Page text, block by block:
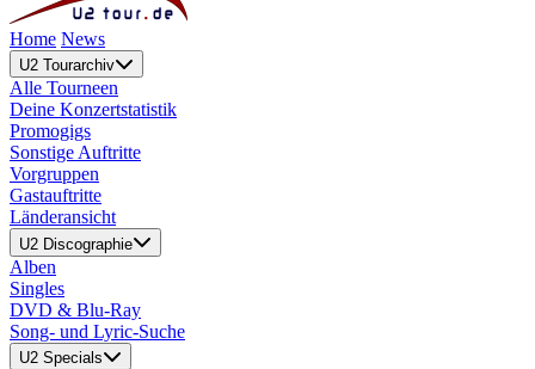
Home News
U2 Tourarchiv
Alle Tourneen
Deine Konzertstatistik
Promogigs
Sonstige Auftritte
Vorgruppen
Gastauftritte
Länderansicht
U2 Discographie
Alben
Singles
DVD & Blu-Ray
Song- und Lyric-Suche
U2 Specials